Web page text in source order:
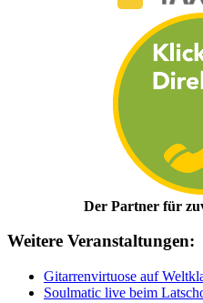
Der Partner für
Weitere Veranstaltungen:
Gitarrenvirtuose auf
Soulmatic live beim